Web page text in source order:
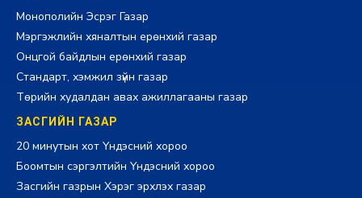
Монополийн Эсрэг Газар
Мэргэжлийн хяналтын ерөнхий газар
Онцгой байдлын ерөнхий газар
Стандарт, хэмжил зүйн газар
Төрийн худалдан авах ажиллагааны газар
ЗАСГИЙН ГАЗАР
20 минутын хот Үндэсний хороо
Боомтын сэргэлтийн Үндэсний хороо
Засгийн газрын Хэрэг эрхлэх газар